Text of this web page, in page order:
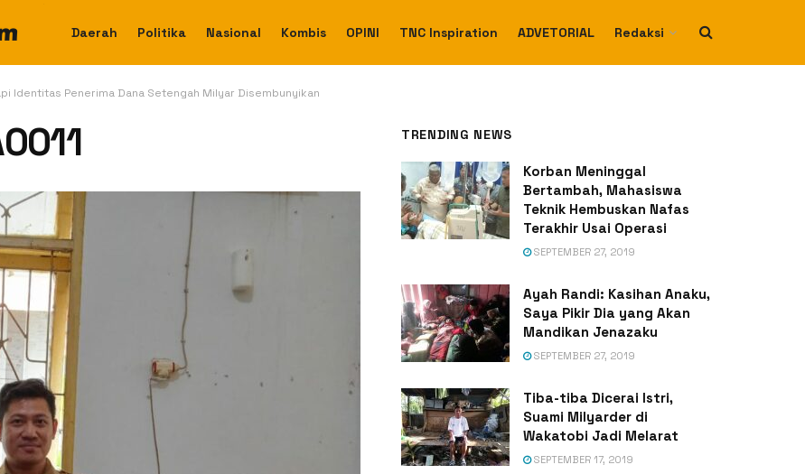
Daerah Politika Nasional Kombis OPINI TNC Inspiration ADVETORIAL Redaksi
Identitas Penerima Dana Setengah Milyar Disembunyikan
TRENDING NEWS
Korban Meninggal
Bertambah, Mahasiswa
Teknik Hembuskan Nafas
Terakhir Usai Operasi
SEPTEMBER 27, 2019
Ayah Randi: Kasihan Anaku,
Saya Pikir Dia yang Akan
Mandikan Jenazaku
SEPTEMBER 27, 2019
Tiba-tiba Dicerai Istri,
Suami Milyarder di
Wakatobi Jadi Melarat
SEPTEMBER 17, 2019